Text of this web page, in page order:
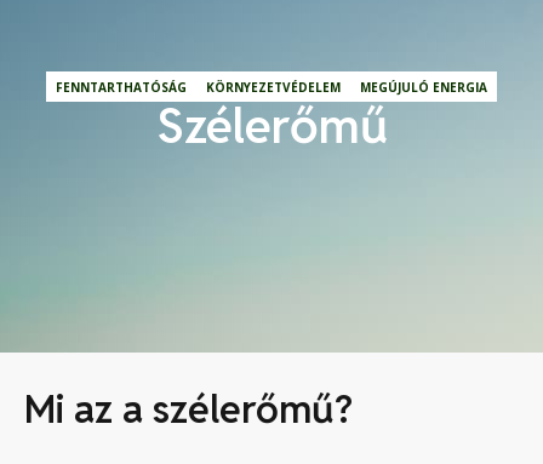
FENNTARTHATÓSÁG KÖRNYEZETVÉDELEM MEGÚJULÓ ENERGIA
Szélerőmű
Mi az a szélerőmű?